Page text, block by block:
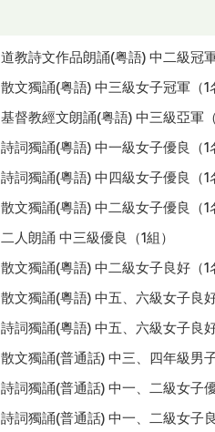
道教詩文作品朗誦(粤語) 中二級冠
散文獨誦(粤語) 中三級女子冠軍（
基督教經文朗誦(粤語) 中三級亞軍
詩詞獨誦(粵語) 中一級女子優良（1
詩詞獨誦(粵語) 中四級女子優良（
散文獨誦(粵語) 中二級女子優良（
二人朗誦 中三級優良（1組）
散文獨誦(粵語) 中二級女子良好（
散文獨誦(粵語) 中五、六級女子良
詩詞獨誦(粵語) 中五、六級女子良
散文獨誦(普通話) 中三、四年級男
詩詞獨誦(普通話) 中一、二級女子
詩詞獨誦(普通話) 中一、二級女子